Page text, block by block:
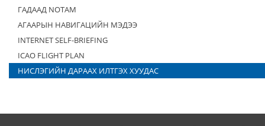
ГАДААД NOTAM
АГААРЫН НАВИГАЦИЙН МЭДЭЭ
INTERNET SELF-BRIEFING
ICAO FLIGHT PLAN
НИСЛЭГИЙН ДАРААХ ИЛТГЭХ ХУУДАС